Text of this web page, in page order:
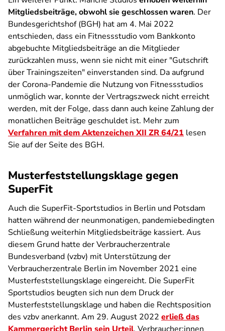
Mitgliedsbeiträge, obwohl sie geschlossen waren. Der
Bundesgerichtshof (BGH) hat am 4. Mai 2022
entschieden, dass ein Fitnessstudio vom Bankkonto
abgebuchte Mitgliedsbeiträge an die Mitglieder
zurückzahlen muss, wenn sie nicht mit einer "Gutschrift
über Trainingszeiten" einverstanden sind. Da aufgrund
der Corona-Pandemie die Nutzung von Fitnessstudios
unmöglich war, konnte der Vertragszweck nicht erreicht
werden, mit der Folge, dass dann auch keine Zahlung der
monatlichen Beiträge geschuldet ist. Mehr zum
Verfahren mit dem Aktenzeichen XII ZR 64/21 lesen
Sie auf der Seite des BGH.
Musterfeststellungsklage gegen
SuperFit
Auch die SuperFit-Sportstudios in Berlin und Potsdam
hatten während der neunmonatigen, pandemiebedingten
Schließung weiterhin Mitgliedsbeiträge kassiert. Aus
diesem Grund hatte der Verbraucherzentrale
Bundesverband (vzbv) mit Unterstützung der
Verbraucherzentrale Berlin im November 2021 eine
Musterfeststellungsklage eingereicht. Die SuperFit
Sportstudios beugten sich nun dem Druck der
Musterfeststellungsklage und haben die Rechtsposition
des vzbv anerkannt. Am 29. August 2022 erließ das